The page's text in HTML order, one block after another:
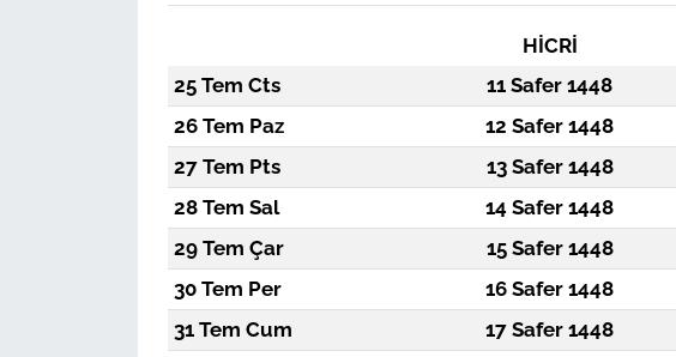
HİCRİ
25 Tem Cts
11 Safer 1448
26 Tem Paz
12 Safer 1448
27 Tem Pts
13 Safer 1448
28 Tem Sal
14 Safer 1448
29 Tem Çar
15 Safer 1448
30 Tem Per
16 Safer 1448
31 Tem Cum
17 Safer 1448